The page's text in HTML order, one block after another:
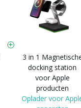
3 in 1
docking station
voor Apple
producten
Oplader voor